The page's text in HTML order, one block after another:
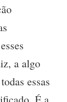
a algo
essas